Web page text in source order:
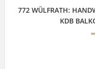
772 WÜLFRATH:
KDB